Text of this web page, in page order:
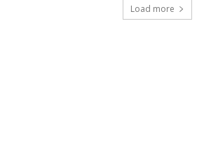
Load more